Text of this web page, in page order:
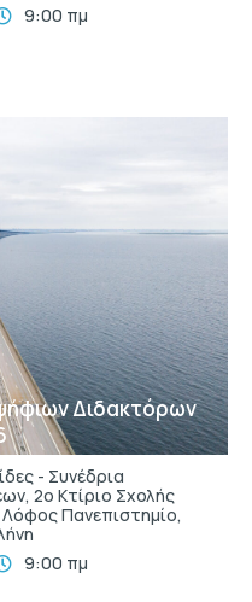
9:00 πμ
Διδακτόρων
- Συνέδρια
2ο Κτίριο Σχολής
Πανεπιστημίο,
9:00 πμ